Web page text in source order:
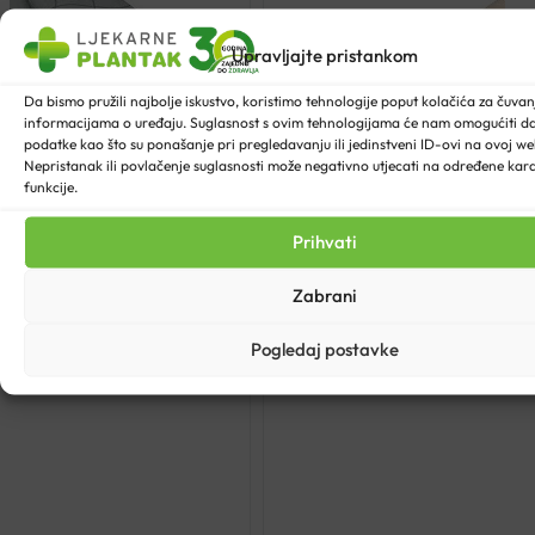
Upravljajte pristankom
Da bismo pružili najbolje iskustvo, koristimo tehnologije poput kolačića za
informacijama o uređaju. Suglasnost s ovim tehnologijama će nam omogućiti
podatke kao što su ponašanje pri pregledavanju ili jedinstveni ID-ovi na ovoj
Nepristanak ili povlačenje suglasnosti može negativno utjecati na određene
funkcije.
Prihvati
Zabrani
Pogledaj postavke